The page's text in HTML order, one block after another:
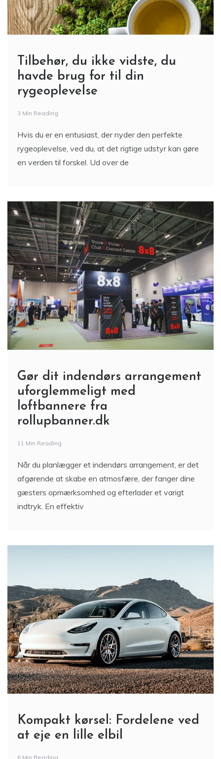
Tilbehør, du ikke vidste, du
havde brug for til din
rygeoplevelse
3 Min Reading
Hvis du er en entusiast, der nyder den perfekte
rygeoplevelse, ved du, at det rigtige udstyr kan gøre
en verden til forskel. Ud over de
Gør dit indendørs arrangement
uforglemmeligt med
loftbannere fra
rollupbanner.dk
11 Min Reading
Når du planlægger et indendørs arrangement, er det
afgørende at skabe en atmosfære, der fanger dine
gæsters opmærksomhed og efterlader et varigt
indtryk. En effektiv
Kompakt kørsel: Fordelene ved
at eje en lille elbil
6 Min Reading